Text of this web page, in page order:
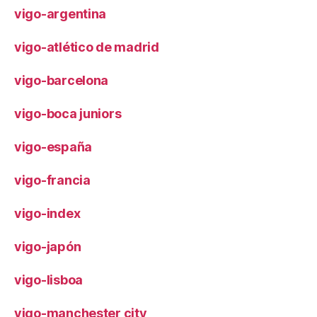
vigo-argentina
vigo-atlético de madrid
vigo-barcelona
vigo-boca juniors
vigo-españa
vigo-francia
vigo-index
vigo-japón
vigo-lisboa
vigo-manchester city